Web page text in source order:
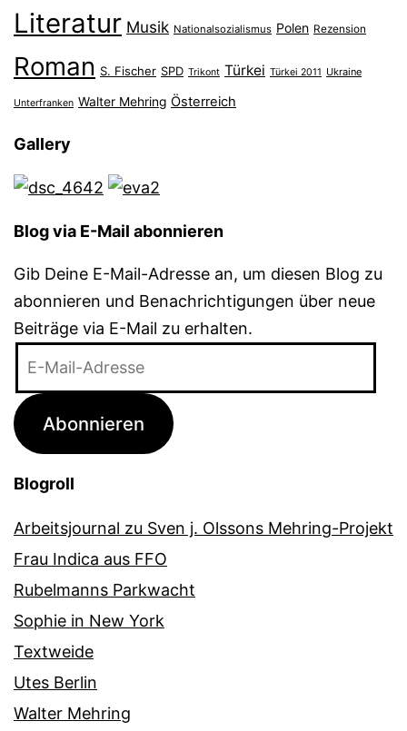
Literatur Musik Nationalsozialismus Polen Rezension
Roman S. Fischer SPD Trikont Türkei Türkei 2011 Ukraine
Unterfranken Walter Mehring Österreich
Gallery
Blog via E-Mail abonnieren
Gib Deine E-Mail-Adresse an, um diesen Blog zu
abonnieren und Benachrichtigungen über neue
Beiträge via E-Mail zu erhalten.
Adresse
Abonnieren
Blogroll
Arbeitsjournal zu Sven j. Olssons Mehring-Projekt
Frau Indica aus FFO
Rubelmanns Parkwacht
Sophie in New York
Textweide
Utes Berlin
Walter Mehring